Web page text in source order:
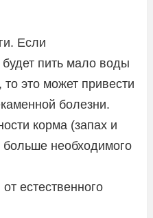
Если
пить мало воды
это может привести
болезни.
корма (запах и
больше необходимого
естественного